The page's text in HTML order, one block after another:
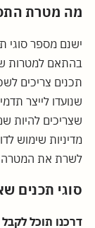
מה מטרת
ישנם מספר סוגי
בהתאם למטרות
תכנים צריכים
שנועדו לייצר
שצריכים להיות
מדיניות שימוש
לשרת את
סוגי תכנים
דרכנו תוכל